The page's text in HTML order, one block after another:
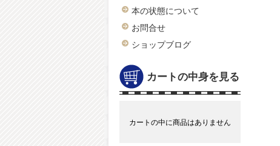
本の状態について
お問合せ
ショップブログ
カートの中身を見る
カートの中に商品はありません